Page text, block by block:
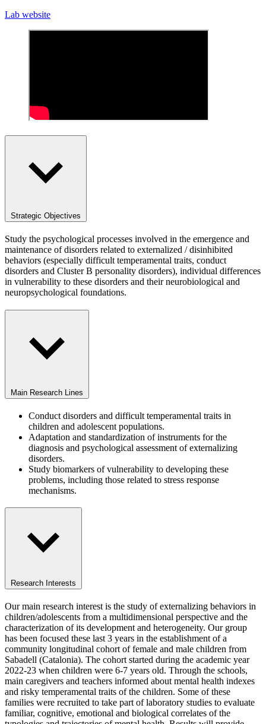
Lab website
Strategic Objectives
Study the psychological processes involved in the emergence and
maintenance of disorders related to externalized / disinhibited
behaviors (especially difficult temperamental traits, conduct
disorders and Cluster B personality disorders), individual differences
in vulnerability to these disorders and their neurobiological and
neuropsychological foundations.
Main Research Lines
Conduct disorders and difficult temperamental traits in
children and adolescent populations.
Adaptation and standardization of instruments for the
diagnosis and psychological assessment of externalizing
disorders.
Study biomarkers of vulnerability to developing these
problems, including those related to stress response
mechanisms.
Research Interests
Our main research interest is the study of externalizing behaviors in
children/adolescents from a multidimensional perspective and the
characterization of its development and heterogeneity. Our group
has been focused these last 3 years in the establishment of a
community longitudinal cohort of female and male children from
Sabadell (Catalonia). The cohort started during the academic year
2022-23 when children were 6-7 years old. Through the schools,
main caregivers and teachers informed about mental health indexes
and risky temperamental traits of the children. Some of these
families were recruited to take part of laboratory studies to evaluate
familiar, cognitive, emotional and biological correlates of the